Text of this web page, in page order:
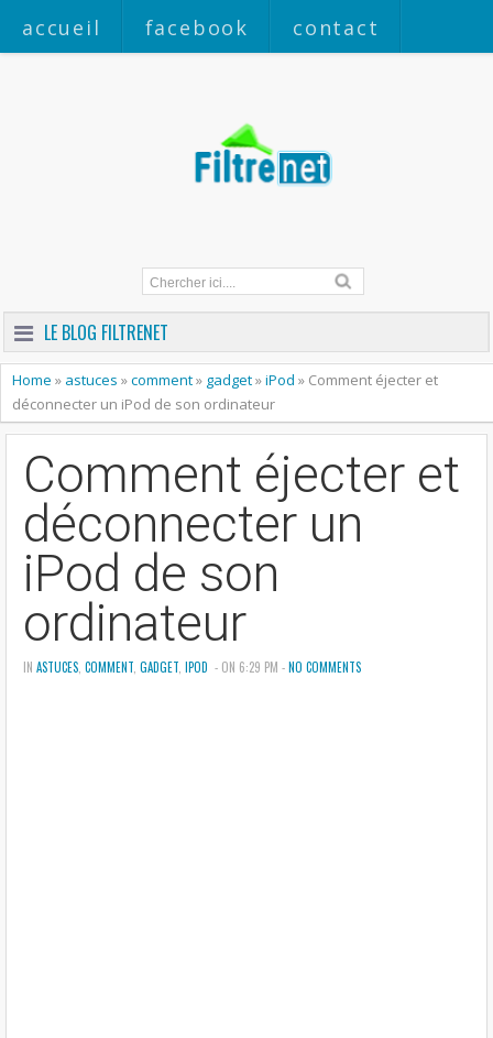
accueil facebook contact
LE BLOG FILTRENET
Home » astuces »comment» gadget»iPod » Comment éjecter et
déconnecter un iPod de son ordinateur
Comment éjecter et
déconnecter un
iPod de son
ordinateur
IN ASTUCES COMMENT GADGET IPOD - ON 6:29 PM -NO COMMENTS